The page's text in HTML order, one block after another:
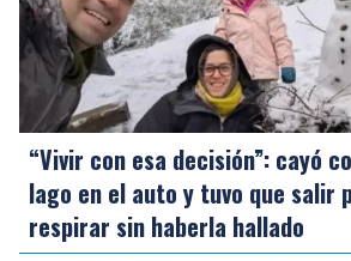
“Vivir con esa decisión”: cayó
lago en el auto y tuvo que salir
respirar sin haberla hallado